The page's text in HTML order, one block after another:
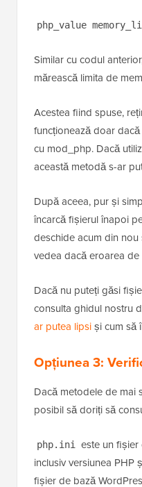
spune #END
php_value
mărească limita de
Acestea fiind spuse,
funcționează doar dacă
această metodă s-ar
După aceea, pur și
încarcă fișierul înapoi
vedea dacă eroarea de
Dacă nu puteți găsi
ar putea lipsi și cum să
Opțiunea 3:
posibil să doriți să
php.ini este un fișier